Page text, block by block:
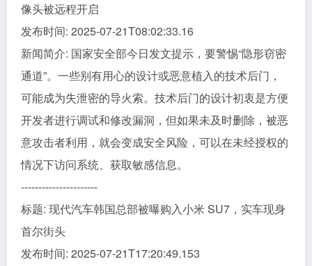
像头被远程开启
发布时间: 2025-07-21T08:02:33.16
新闻简介: 国家安全部今日发文提示，要警惕“隐形窃密
通道”。一些别有用心的设计或恶意植入的技术后门，
可能成为失泄密的导火索。技术后门的设计初衷是方便
开发者进行调试和修改漏洞，但如果未及时删除，被恶
意攻击者利用，就会变成安全风险，可以在未经授权的
情况下访问系统、获取敏感信息。
----------------------
标题: 现代汽车韩国总部被曝购入小米 SU7，实车现身
首尔街头
发布时间: 2025-07-21T17:20:49.153